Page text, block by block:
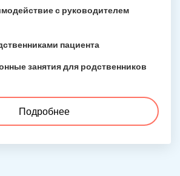
с руководителем
пациента
занятия для родственников
Подробнее